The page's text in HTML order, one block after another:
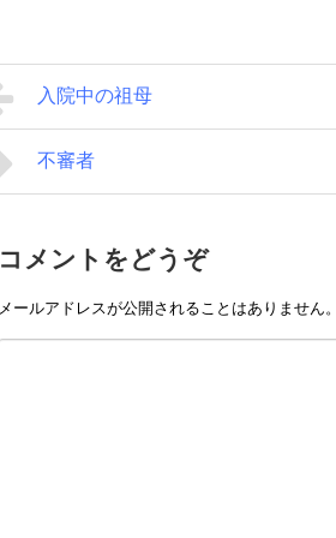
入院中の祖母
不審者
コメントをどうぞ
メールアドレスが公開されることはありません